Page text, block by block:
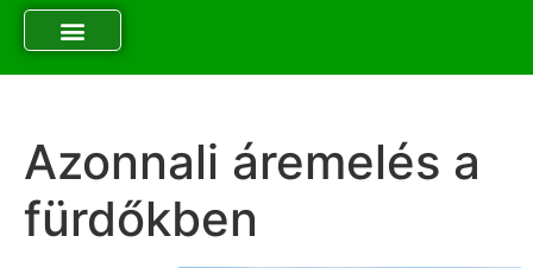
Azonnali áremelés a
fürdőkben